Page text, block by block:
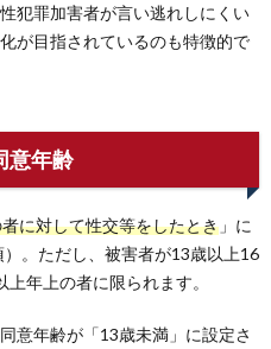
犯罪加害者が言い逃れしにくい
が目指されているのも特徴的で
意年齢
に対して性交等をしたとき 」に
。ただし、被害者が13歳以上16
年上の者に限られます。
意年齢が「13歳未満」に設定さ